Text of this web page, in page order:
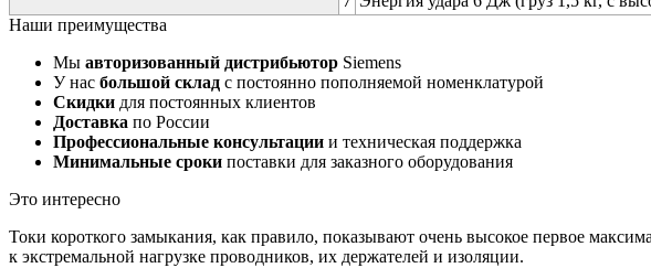
Наши преимущества
Мы авторизованный дистрибьютор Siemens
У нас большой склад с постоянно пополняемой номенклатурой
Скидки для постоянных клиентов
Доставка по России
Профессиональные консультации и техническая поддержка
Минимальные сроки поставки для заказного оборудования
Это интересно
Токи короткого замыкания, как правило, показывают очень высокое первое
к экстремальной нагрузке проводников, их держателей и изоляции.